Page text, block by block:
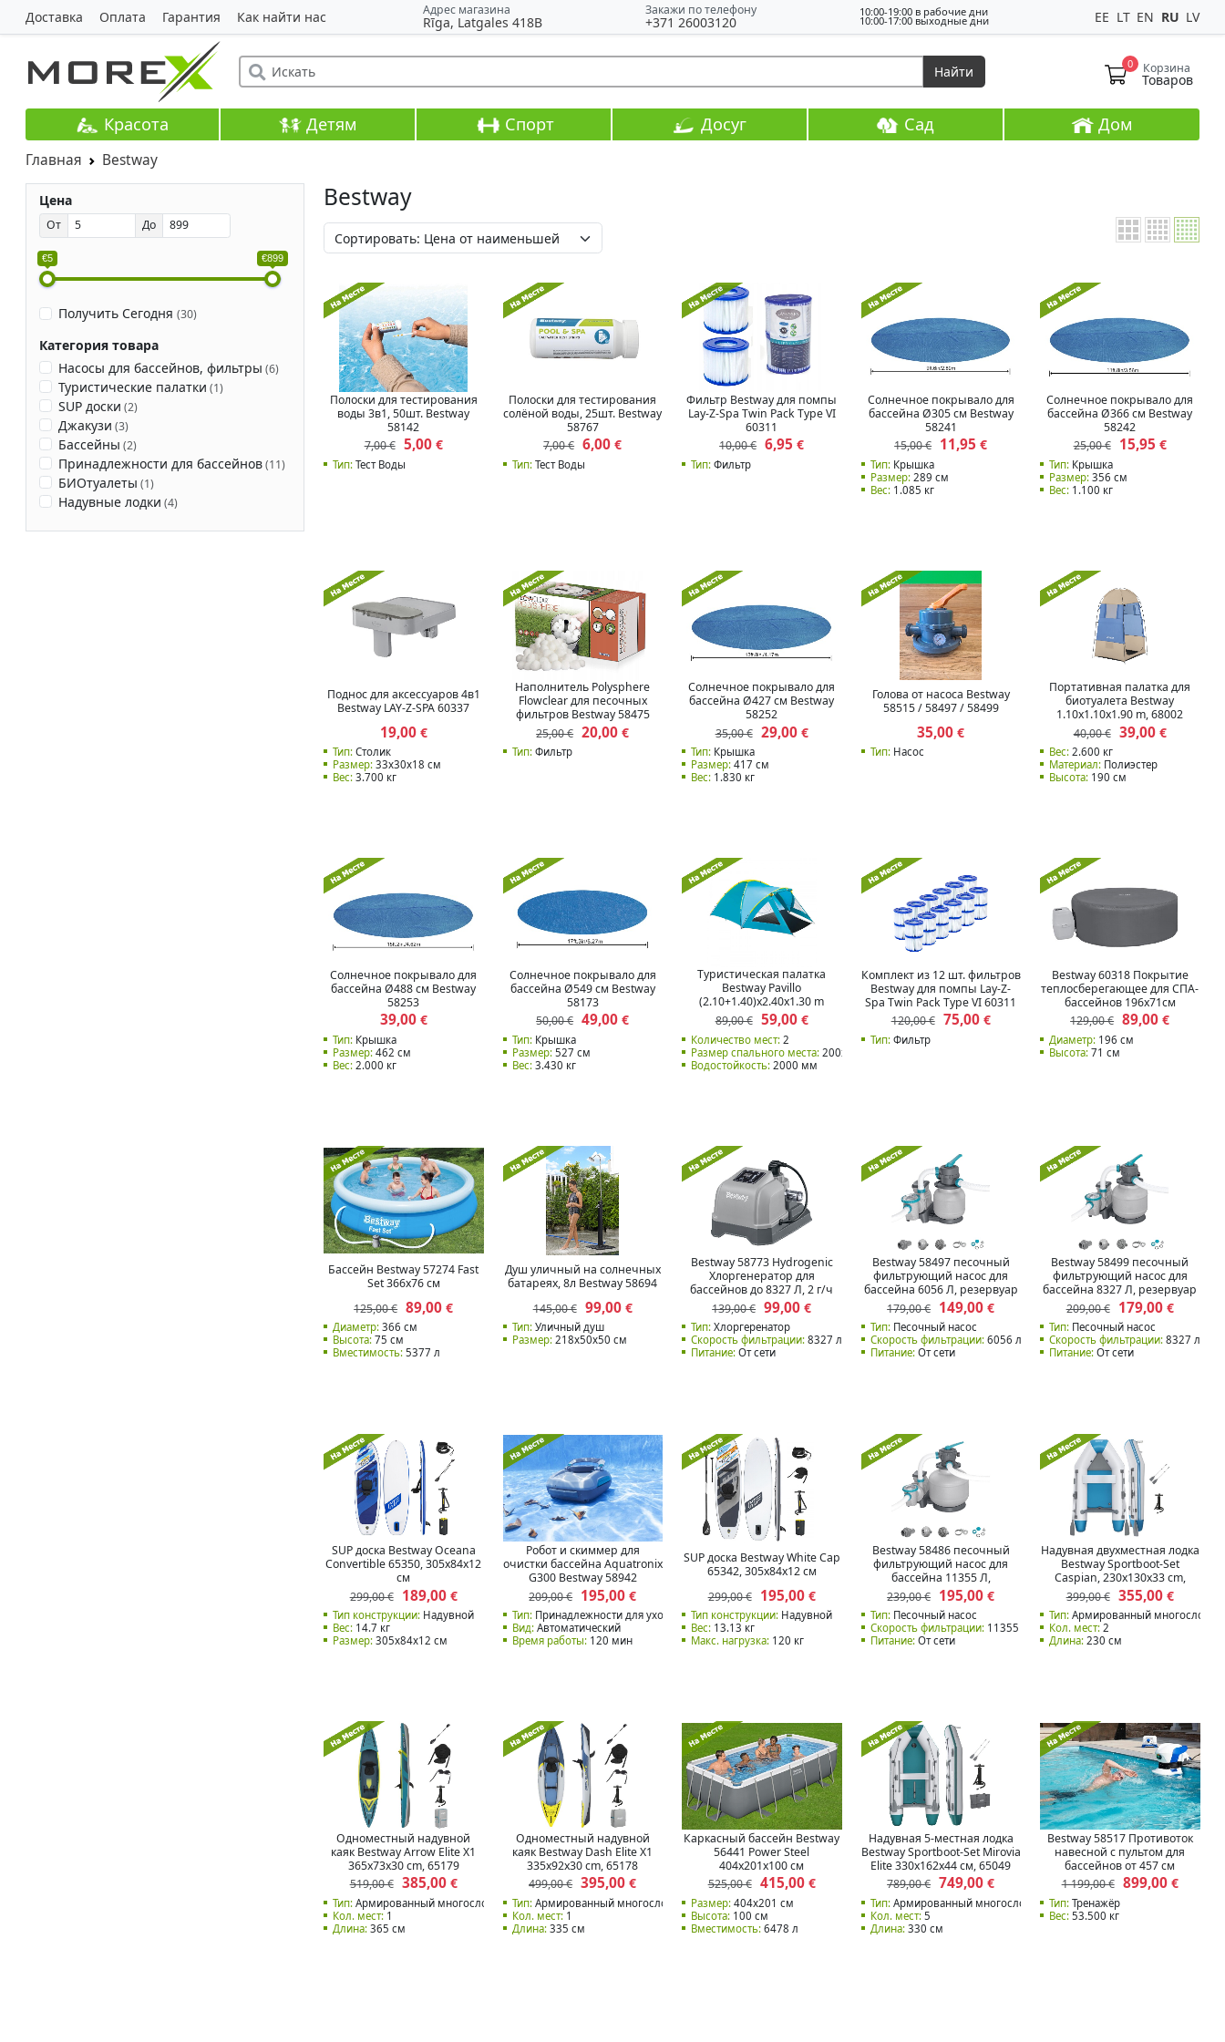
Доставка Оплата Гарантия Как найти нас Адрес магазина
Rīga, Latgales 418B
Закажи по телефону
+371 26003120
10:00-19:00 в рабочие дни
10:00-17:00 выходные дни EE LT EN RU LV
0 Корзина
Товаров
Найти
Красота Детям Спорт Досуг Сад Дом
Главная Bestway
Цена
От До
€5 €899
Получить Сегодня (30)
Категория товара
Насосы для бассейнов, фильтры (6)
Туристические палатки (1)
SUP доски (2)
Джакузи (3)
Бассейны (2)
Принадлежности для бассейнов (11)
БИОтуалеты (1)
Надувные лодки (4)
Bestway
Полоски для тестирования
воды 3в1, 50шт. Bestway
58142
7,00 € 5,00€
Тип: Тест Воды
Полоски для тестирования
солёной воды, 25шт. Bestway
58767
7,00 € 6,00 €
Тип:Тест Воды
Фильтр Bestway для помпы
Lay-Z-Spa Twin Pack Type VI
60311
10,00 € 6,95 €
Тип: Фильтр
Солнечное покрывало для
бассейна Ø305 см Bestway
58241
15,00 € 11,95 €
Тип:Крышка
Размер:289 см
Вес:1.085 кг
Солнечное покрывало для
бассейна Ø366 см Bestway
58242
25,00 €
15,95 €
Тип: Крышка
Размер: 356 см
Вес: 1.100 кг
Поднос для аксессуаров 4в1
Bestway LAY-Z-SPA 60337
19,00€
Тип: Столик
Размер: 33x30x18 см
Вес: 3.700 кг
Наполнитель Polysphere
Flowclear для песочных
фильтров Bestway 58475
25,00 € 20,00 €
Тип:Фильтр
Солнечное покрывало для
бассейна Ø427 см Bestway
58252
35,00 € 29,00€
Тип: Крышка
Размер: 417 см
Вес: 1.830 кг
Голова от насоса Bestway
58515 / 58497 / 58499
35,00 €
Тип:Насос
Портативная палатка для
биотуалета Bestway
1.10x1.10x1.90 m, 68002
40,00 € 39,00€
Вес: 2.600 кг
Материал: Полиэстер
Высота: 190 см
Солнечное покрывало для
бассейна Ø488 см Bestway
58253
39,00€
Тип: Крышка
Размер: 462 см
Вес: 2.000 кг
Солнечное покрывало для
бассейна Ø549 см Bestway
58173
50,00 € 49,00 €
Тип:Крышка
Размер:527 см
Вес:3.430 кг
Туристическая палатка
Bestway Pavillo
(2.10+1.40)x2.40x1.30 m
Activemount 3 Tent 68090
89,00 € 59,00€
Количество мест: 2
Размер спального места: 200x120 см
Водостойкость: 2000 мм
Комплект из 12 шт. фильтров
Bestway для помпы Lay-Z-
Spa Twin Pack Type VI 60311
120,00 € 75,00€
Тип:Фильтр
Bestway 60318 Покрытие
теплосберегающее для СПА-
бассейнов 196х71см
129,00 € 89,00 €
Диаметр: 196 см
Высота: 71 см
Бассейн Bestway 57274 Fast
Set 366х76 см
125,00 € 89,00 €
Диаметр: 366 см
Высота: 75 см
Вместимость: 5377 л
Душ уличный на солнечных
батареях, 8л Bestway 58694
145,00 € 99,00€
Тип:Уличный душ
Размер:218x50x50 см
Bestway 58773 Hydrogenic
Хлоргенератор для
бассейнов до 8327 Л, 2 г/ч
139,00 € 99,00 €
Тип: Хлоргеренатор
Скорость фильтрации: 8327 л/час
Питание: От сети
Bestway 58497 песочный
фильтрующий насос для
бассейна 6056 Л, резервуар
9 кг
179,00 € 149,00 €
Тип:Песочный насос
Скорость фильтрации:6056 л/час
Питание:От сети
Bestway 58499 песочный
фильтрующий насос для
бассейна 8327 Л, резервуар
20 кг
209,00 € 179,00€
Тип: Песочный насос
Скорость фильтрации: 8327 л/час
Питание: От сети
SUP доска Bestway Oceana
Convertible 65350, 305x84x12
см
299,00 €
189,00€
Тип конструкции: Надувной
Вес: 14.7 кг
Размер: 305x84x12 см
Робот и скиммер для
очистки бассейна Aquatronix
G300 Bestway 58942
209,00 € 195,00 €
Тип:Принадлежности для ухода
Вид:Автоматический
Время работы:120 мин
SUP доска Bestway White Cap
65342, 305x84x12 см
299,00 €
195,00€
Тип конструкции: Надувной
Вес: 13.13 кг
Макс. нагрузка: 120 кг
Bestway 58486 песочный
фильтрующий насос для
бассейна 11355 Л,
резервуар 36кг
239,00 € 195,00 €
Тип:Песочный насос
Скорость фильтрации:11355 л/час
Питание:От сети
Надувная двухместная лодка
Bestway Sportboot-Set
Caspian, 230x130x33 cm,
65046
399,00 € 355,00€
Тип: Армированный
Кол. мест: 2
Длина: 230 см
Одноместный надувной
каяк Bestway Arrow Elite X1
365x73x30 cm, 65179
519,00 € 385,00€
Тип: Армированный многослойный ПВХ
Кол. мест: 1
Длина: 365 см
Одноместный надувной
каяк Bestway Dash Elite X1
335x92x30 cm, 65178
499,00 € 395,00 €
Тип:Армированный многослойный ПВХ
Кол. мест:1
Длина:335 см
Каркасный бассейн Bestway
56441 Power Steel
404x201x100 см
525,00 € 415,00€
Размер: 404x201 см
Высота: 100 см
Вместимость: 6478 л
Надувная 5-местная лодка
Bestway Sportboot-Set Mirovia
Elite 330x162x44 см, 65049
789,00 € 749,00 €
Тип:Армированный многослойный ПВХ
Кол. мест:5
Длина:330 см
Bestway 58517 Противоток
навесной с пультом для
бассейнов от 457 см
1 199,00 € 899,00€
Тип: Тренажёр
Вес: 53.500 кг